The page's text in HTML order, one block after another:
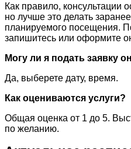
Как правило, консультации
но лучше это делать
планируемого посещения.
запишитесь или оформите
Могу ли я подать заявку
Да, выберете дату, время.
Как оцениваются услуги?
Общая оценка от 1 до 5.
по желанию.